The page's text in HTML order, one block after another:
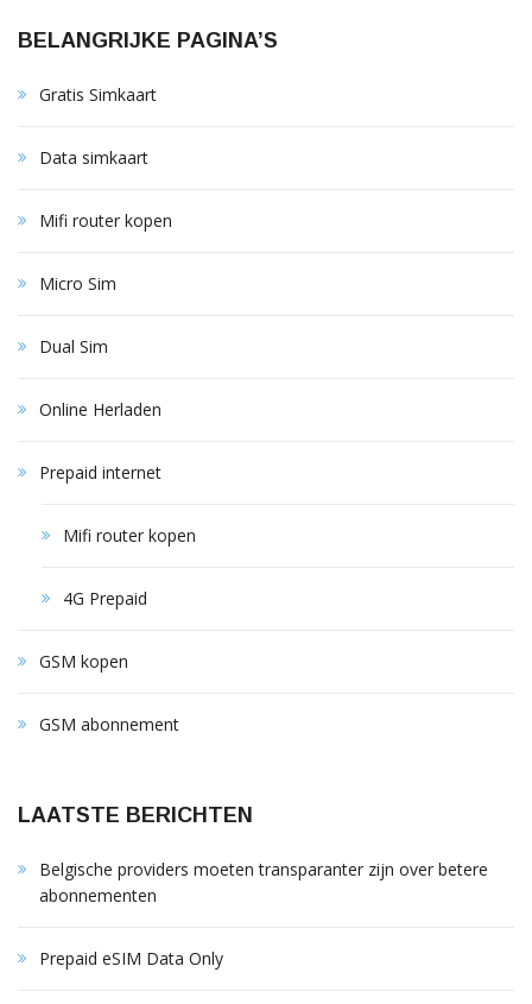
BELANGRIJKE PAGINA’S
Gratis Simkaart
Data simkaart
Mifi router kopen
Micro Sim
Dual Sim
Online Herladen
Prepaid internet
Mifi router kopen
4G Prepaid
GSM kopen
GSM abonnement
LAATSTE BERICHTEN
Belgische providers moeten transparanter zijn over betere
abonnementen
Prepaid eSIM Data Only